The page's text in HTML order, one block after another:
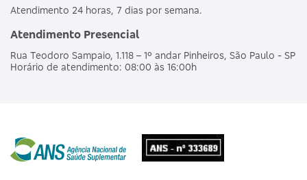
Atendimento 24 horas, 7 dias por semana.
Atendimento Presencial
Rua Teodoro Sampaio, 1.118 – 1º andar Pinheiros, São Paulo - SP
Horário de atendimento: 08:00 às 16:00h